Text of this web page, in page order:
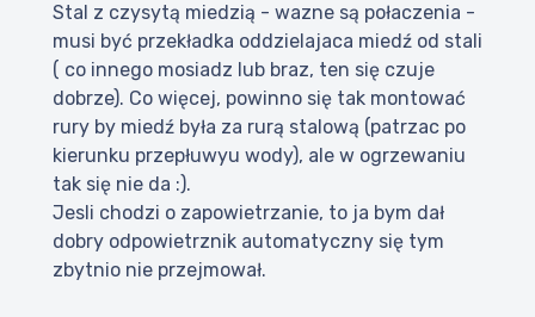
Stal z czysytą miedzią - wazne są połaczenia -
musi być przekładka oddzielajaca miedź od stali
( co innego mosiadz lub braz, ten się czuje
dobrze). Co więcej, powinno się tak montować
rury by miedź była za rurą stalową (patrzac po
kierunku przepłuwyu wody), ale w ogrzewaniu
tak się nie da :).
Jesli chodzi o zapowietrzanie, to ja bym dał
dobry odpowietrznik automatyczny się tym
zbytnio nie przejmował.